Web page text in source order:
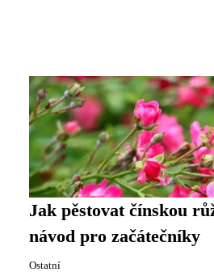
Jak pěstovat čínskou
návod pro začátečníky
Ostatní